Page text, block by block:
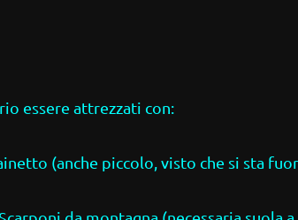
essere attrezzati con:
(anche piccolo, visto che si sta